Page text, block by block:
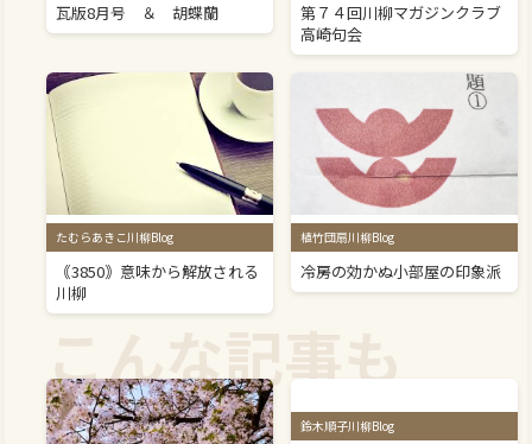
瓦版8月号 ＆ 胡蝶蘭
第７４回川柳マガジンクラブ
高崎句会
たむらあきこ川柳Blog
｟3850｠意味から解放される
川柳
植竹団扇川柳Blog
冷房の効かぬ小部屋の印象派
こんな記事も
鈴木順子川柳Blog